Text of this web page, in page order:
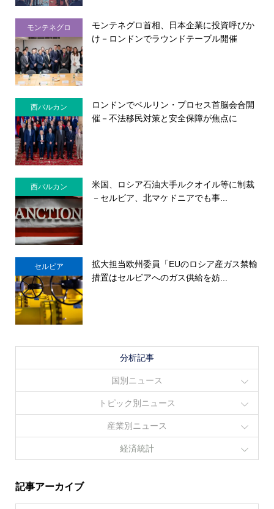
モンテネグロ
モンテネグロ首相、日本企業に投資呼びか
け－ロンドンでラウンドテーブル開催
西バルカン
ロンドンでベルリン・プロセス首脳会合開
催－不法移民対策と安全保障が焦点に
西バルカン
米国、ロシア石油大手ルクオイル等に制裁
－セルビア、北マケドニアでも事...
セルビア
拡大担当欧州委員「EUのロシア産ガス禁輸
措置はセルビアへのガス供給を妨...
分析記事
国別ニュース
トピック別ニュース
産業別ニュース
経済統計
記事アーカイブ